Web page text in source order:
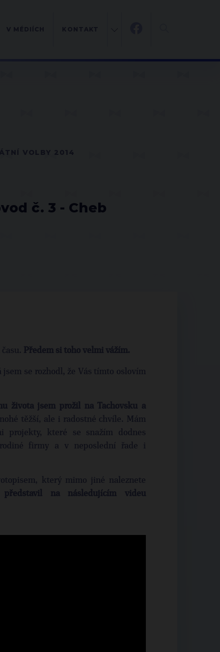
č. 3 - Cheb
Předem si toho velmi vážím.
jsem se rozhodl, že Vás tímto oslovím
života jsem prožil na Tachovsku a
těžší, ale i radostné chvíle. Mám
projekty, které se snažím dodnes
firmy a v neposlední řade i
který mimo jiné naleznete
představil na následujícím videu